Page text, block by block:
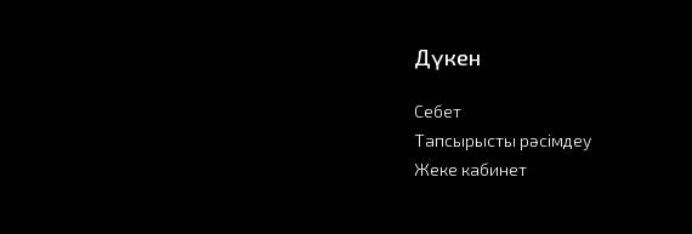
Дүкен
Себет
Тапсырысты рәсімдеу
Жеке кабинет